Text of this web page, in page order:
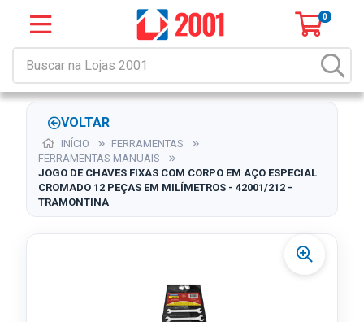
0
VOLTAR
INÍCIO
FERRAMENTAS
FERRAMENTAS MANUAIS
JOGO DE CHAVES FIXAS COM CORPO EM AÇO ESPECIAL
CROMADO 12 PEÇAS EM MILÍMETROS - 42001/212 -
TRAMONTINA